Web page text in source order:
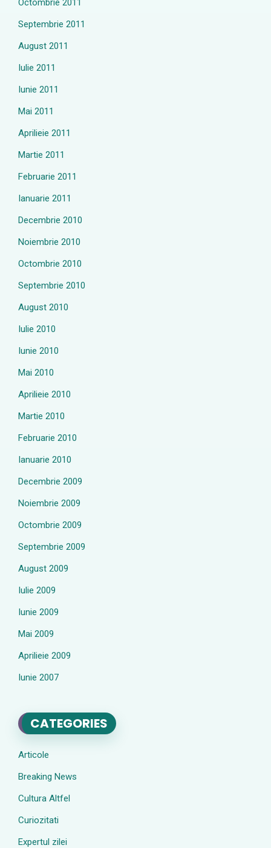
Octombrie 2011
Septembrie 2011
August 2011
Iulie 2011
Iunie 2011
Mai 2011
Aprilieie 2011
Martie 2011
Februarie 2011
Ianuarie 2011
Decembrie 2010
Noiembrie 2010
Octombrie 2010
Septembrie 2010
August 2010
Iulie 2010
Iunie 2010
Mai 2010
Aprilieie 2010
Martie 2010
Februarie 2010
Ianuarie 2010
Decembrie 2009
Noiembrie 2009
Octombrie 2009
Septembrie 2009
August 2009
Iulie 2009
Iunie 2009
Mai 2009
Aprilieie 2009
Iunie 2007
CATEGORIES
Articole
Breaking News
Cultura Altfel
Curiozitati
Expertul zilei